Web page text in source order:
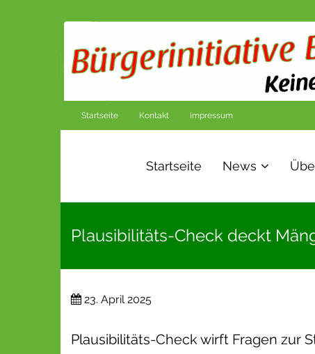
Startseite Kontakt Impressum
Startseite News
Plausibilitäts-Check deckt
23. April 2025
Plausibilitäts-Check wirft Fragen zur